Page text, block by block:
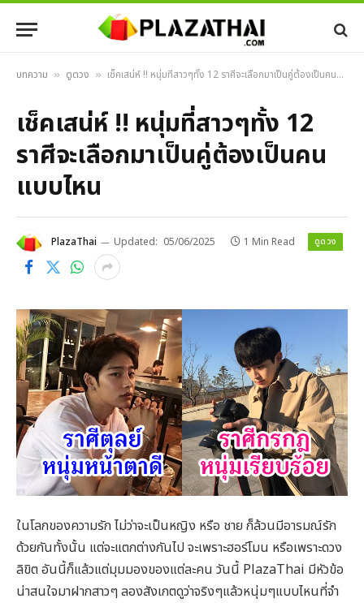
บทความ » ดูดวง » เช็คเสน่ห์ !! หนุ่มที่สาวๆทั้ง 12 ราศีจะเลือกมาเป็นคู่ต้องเป็นคนแบบไหน
เช็คเสน่ห์ !! หนุ่มที่สาวๆทั้ง 12
ราศีจะเลือกมาเป็นคู่ต้องเป็นคน
แบบไหน
PlazaThai Updated: 05/06/2025 1 Min Read ดูดวง
ในโลกของความรัก ไม่ว่าจะเป็นหญิง หรือ ชาย ก็ล้วนมีอารมณ์รัก
ด้วยกันทั้งนั้น แต่จะแตกต่างกันไป จะเพราะฮอร์โมน หรือเพราะดวง
ลิขิต อันนี้ก็แล้วแต่มุมมองของแต่ละคน วันนี้ PlazaThai มีหัวข้อ
น่าสนใจมาฝากสาวๆ ลองสังเกตดูว่าจริงๆแล้วหนุ่มๆแบบไหนที่จำ